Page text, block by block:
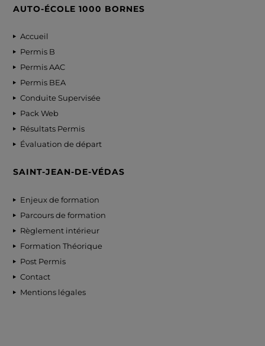
AUTO-ÉCOLE 1000 BORNES
Accueil
Permis B
Permis AAC
Permis BEA
Conduite Supervisée
Pack Web
Résultats Permis
Évaluation de départ
SAINT-JEAN-DE-VÉDAS
Enjeux de formation
Parcours de formation
Règlement intérieur
Formation Théorique
Post Permis
Contact
Mentions légales